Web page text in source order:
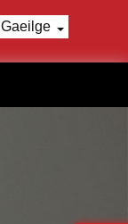
Gaeilge